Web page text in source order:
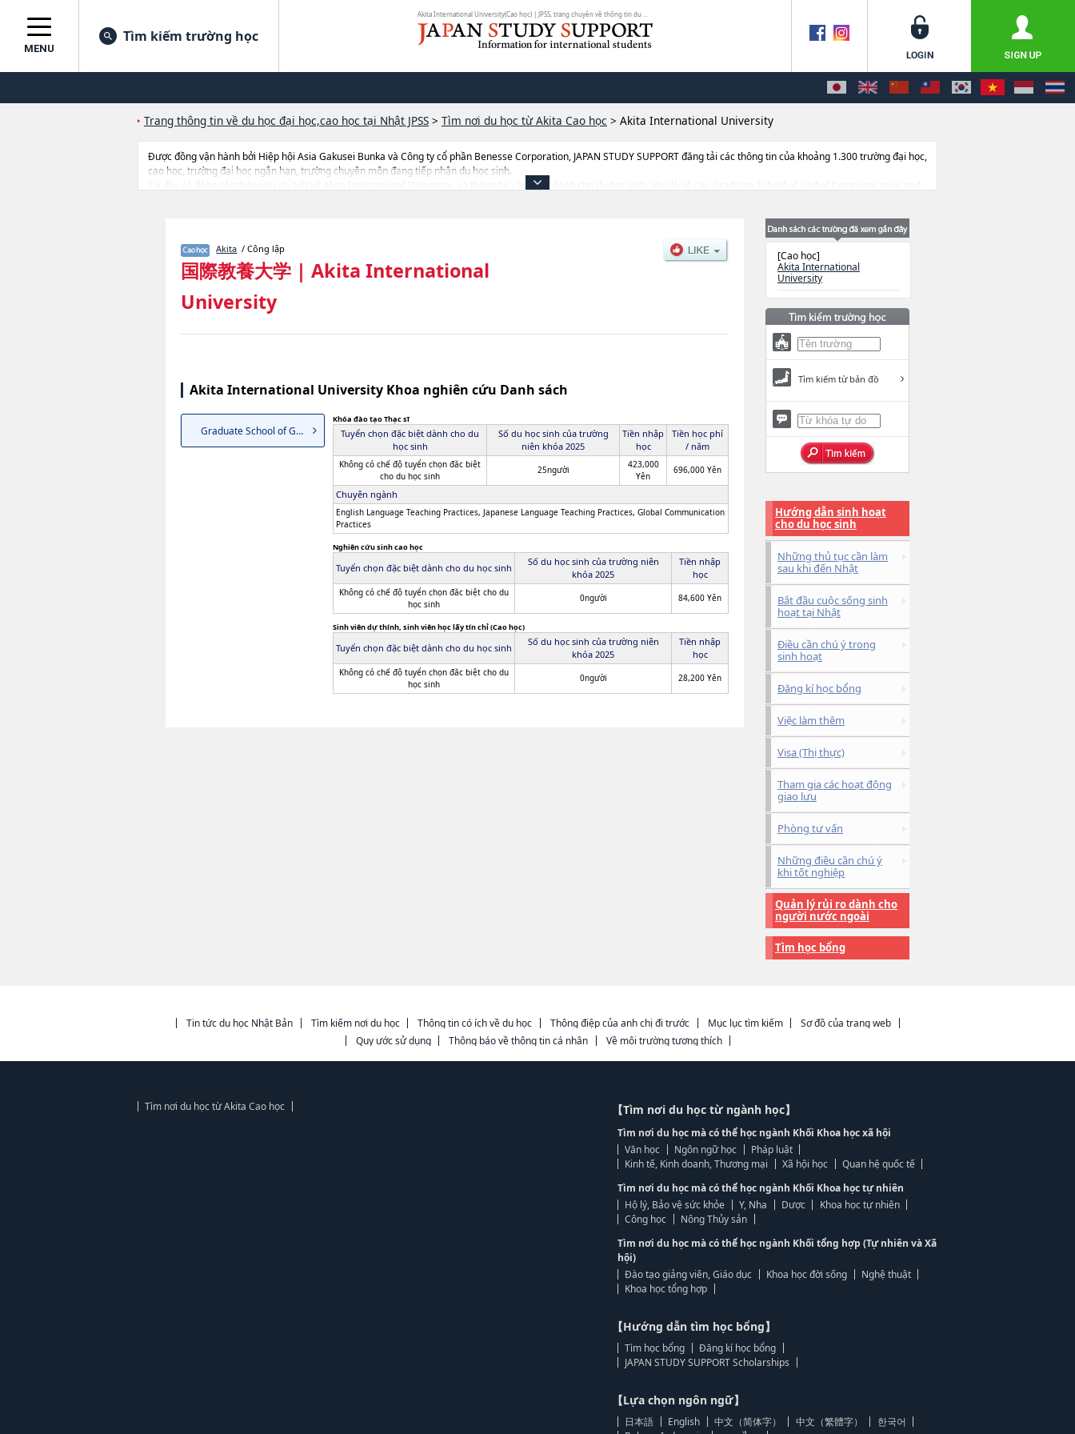
Akita International University(Cao học) | JPSS, trang chuyên về thông tin du ...
MENU
Tìm kiếm trường học
Trang thông tin về du học đại học,cao học tại Nhật JPSS > Tìm nơi du học từ Akita Cao học > Akita International University
Được đồng vận hành bởi Hiệp hội Asia Gakusei Bunka và Công ty cổ phần Benesse Corporation, JAPAN STUDY SUPPORT đăng tải các thông tin của khoảng 1.300 trường đại học,
cao học, trường đại học ngắn hạn, trường chuyên môn đang tiếp nhận du học sinh.
Tại đây có đăng các thông tin chi tiết về Akita International University, và thông tin cần thiết dành cho du học sinh, như là về các Graduate School of Global Communication and
Akita / Công lập
国際教養大学 | Akita International
University
Akita International University Khoa nghiên cứu Danh sách
Graduate School of Global Com...
Khóa đào tạo Thạc sĩ
Tuyển chọn đặc biệt dành cho du
học sinh
Số du học sinh của trường
niên khóa 2025
Tiền nhập
học
Tiền học phí
/ năm
Không có chế độ tuyển chọn đăc biệt
cho du học sinh
25người
423,000
Yên
696,000 Yên
Chuyên ngành
English Language Teaching Practices, Japanese Language Teaching Practices, Global Communication
Practices
Nghiên cứu sinh cao học
Tuyển chọn đặc biệt dành cho du học sinh
Số du học sinh của trường niên
khóa 2025
Tiền nhập
học
Không có chế độ tuyển chọn đăc biệt cho du
học sinh
0người 84,600 Yên
Sinh viên dự thính, sinh viên học lấy tín chỉ (Cao học)
Tuyển chọn đặc biệt dành cho du học sinh
Số du học sinh của trường niên
khóa 2025
Tiền nhập
học
Không có chế độ tuyển chọn đăc biệt cho du
học sinh
0người 28,200 Yên
[Cao học]
Akita International
University
Tìm kiếm từ bản đồ
Hướng dẫn sinh hoạt
cho du học sinh
Những thủ tục cần làm
sau khi đến Nhật
Bắt đầu cuộc sống sinh
hoạt tại Nhật
Điều cần chú ý trong
sinh hoạt
Đăng kí học bổng
Việc làm thêm
Visa (Thị thực)
Tham gia các hoạt động
giao lưu
Phòng tư vấn
Những điều cần chú ý
khi tốt nghiệp
Quản lý rủi ro dành cho
người nước ngoài
Tìm học bổng
Tin tức du học Nhật Bản Tìm kiếm nơi du học Thông tin có ích về du học Thông điệp của anh chị đi trước Mục lục tìm kiếm
Sơ đồ của trang web
Quy ước sử dụng
Thông báo về thông tin cá nhân Về môi trường tương thích
Tìm nơi du học từ Akita Cao học 【Tìm nơi du học từ ngành học】
Tìm nơi du học mà có thể học ngành Khối Khoa học xã hội
Văn học
Ngôn ngữ học
Pháp luật
Kinh tế, Kinh doanh, Thương mại
Xã hội học
Quan hệ quốc tế
Tìm nơi du học mà có thể học ngành Khối Khoa học tự nhiên
Hộ lý, Bảo vệ sức khỏe
Y, Nha Dược
Khoa học tự nhiên
Công học
Nông Thủy sản
Tìm nơi du học mà có thể học ngành Khối tổng hợp (Tự nhiên và Xã
hội)
Đào tạo giảng viên, Giáo dục
Khoa học đời sống
Nghệ thuật
Khoa học tổng hợp
【Hướng dẫn tìm học bổng】
Tìm học bổng
Đăng kí học bổng
JAPAN STUDY SUPPORT Scholarships
【Lựa chọn ngôn ngữ】
日本語 English 中文（简体字） 中文（繁體字）
한국어